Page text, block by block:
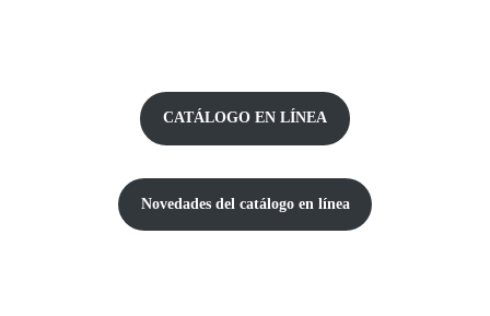
CATÁLOGO EN LÍNEA
Novedades del catálogo en línea